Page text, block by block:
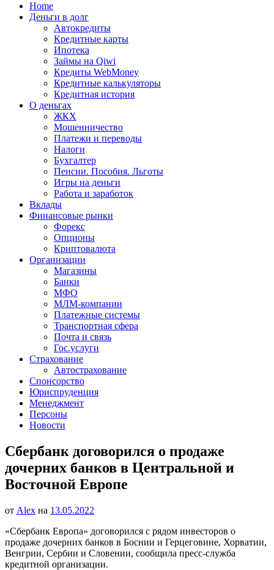
лиц
Home
Деньги в долг
Автокредиты
Кредитные карты
Ипотека
Займы на Qiwi
Кредиты WebMoney
Кредитные калькуляторы
Кредитная история
О деньгах
ЖКХ
Мошенничество
Платежи и переводы
Налоги
Бухгалтер
Пенсии. Пособия. Льготы
Игры на деньги
Работа и заработок
Вклады
Финансовые рынки
Форекс
Опционы
Криптовалюта
Организации
Магазины
Банки
МФО
МЛМ-компании
Платежные системы
Транспортная сфера
Почта и связь
Гос.услуги
Страхование
Автострахование
Спонсорство
Юриспруденция
Менеджмент
Персоны
Новости
Сбербанк договорился о продаже
дочерних банков в Центральной и
Восточной Европе
от Alex на 13.05.2022
«Сбербанк Европа» договорился с рядом инвесторов о
продаже дочерних банков в Боснии и Герцеговине, Хорватии,
Венгрии, Сербии и Словении, сообщила пресс-служба
кредитной организации.